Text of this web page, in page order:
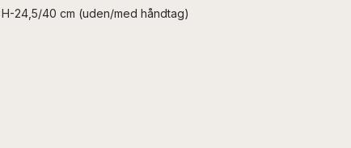
24,5/40 cm (uden/med håndtag)